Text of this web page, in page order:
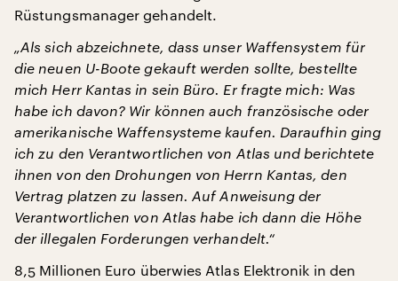
Rüstungsmanager gehandelt.
„Als sich abzeichnete, dass unser Waffensystem für
die neuen U-Boote gekauft werden sollte, bestellte
mich Herr Kantas in sein Büro. Er fragte mich: Was
habe ich davon? Wir können auch französische oder
amerikanische Waffensysteme kaufen. Daraufhin ging
ich zu den Verantwortlichen von Atlas und berichtete
ihnen von den Drohungen von Herrn Kantas, den
Vertrag platzen zu lassen. Auf Anweisung der
Verantwortlichen von Atlas habe ich dann die Höhe
der illegalen Forderungen verhandelt.“
8,5 Millionen Euro überwies Atlas Elektronik in den